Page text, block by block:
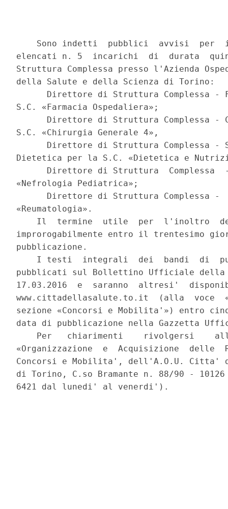
Sono indetti  pubblici  avvisi  per
elencati n. 5  incarichi  di  durata
Struttura Complessa presso l'Azienda
della Salute e della Scienza di Torino:
Direttore di Struttura Complessa -
S.C. «Farmacia Ospedaliera»;
Direttore di Struttura Complessa -
S.C. «Chirurgia Generale 4»,
Direttore di Struttura Complessa -
Dietetica per la S.C. «Dietetica e
Direttore di Struttura  Complessa
«Nefrologia Pediatrica»;
Direttore di Struttura Complessa -
«Reumatologia».
Il  termine  utile  per  l'inoltro
improrogabilmente entro il trentesimo
pubblicazione.
I testi  integrali  dei  bandi  di
pubblicati sul Bollettino Ufficiale della
17.03.2016  e  saranno  altresi'
www.cittadellasalute.to.it  (alla  voce
sezione «Concorsi e Mobilita'») entro
data di pubblicazione nella Gazzetta
Per   chiarimenti    rivolgersi
«Organizzazione  e  Acquisizione  delle
Concorsi e Mobilita', dell'A.O.U. Citta'
di Torino, C.so Bramante n. 88/90 -
6421 dal lunedi' al venerdi').